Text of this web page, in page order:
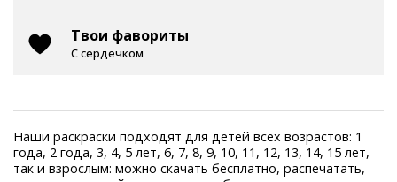
Твои фавориты
С сердечком
Наши раскраски подходят для детей всех возрастов: 1
года, 2 года, 3, 4, 5 лет, 6, 7, 8, 9, 10, 11, 12, 13, 14, 15 лет,
так и взрослым: можно скачать бесплатно, распечатать,